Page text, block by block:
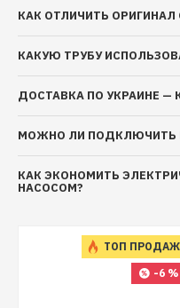
КАК ОТЛИЧИТЬ
КАКУЮ ТРУБУ
ДОСТАВКА ПО УКРАИНЕ —
МОЖНО ЛИ ПОДКЛЮЧИТЬ
КАК ЭКОНОМИТЬ
НАСОСОМ?
ТОП ПРОДАЖ
-6 %